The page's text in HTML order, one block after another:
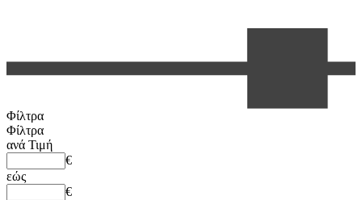
Φίλτρα
Φίλτρα
ανά Τιμή
€
εώς
€